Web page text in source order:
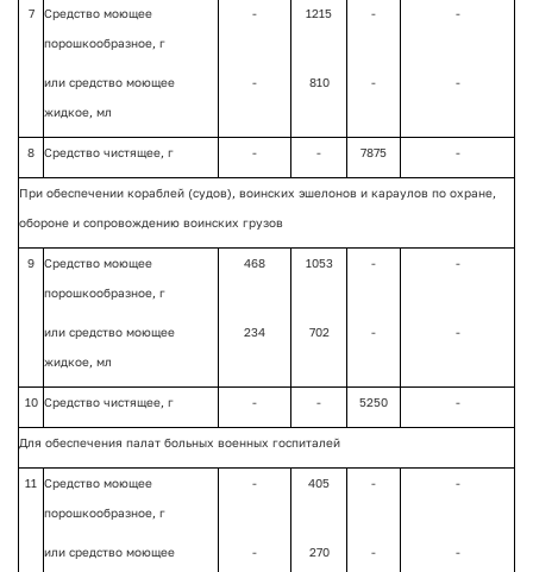
7 Средство моющее
порошкообразное, г
- 1215 - -
или средство моющее
жидкое, мл
- 810 - -
8 Средство чистящее, г - - 7875 -
При обеспечении кораблей (судов), воинских эшелонов и караулов по охране,
обороне и сопровождению воинских грузов
9 Средство моющее
порошкообразное, г
468 1053 - -
или средство моющее
жидкое, мл
234 702 - -
10 Средство чистящее, г - - 5250 -
Для обеспечения палат больных военных госпиталей
11 Средство моющее
порошкообразное, г
- 405 - -
или средство моющее - 270 - -